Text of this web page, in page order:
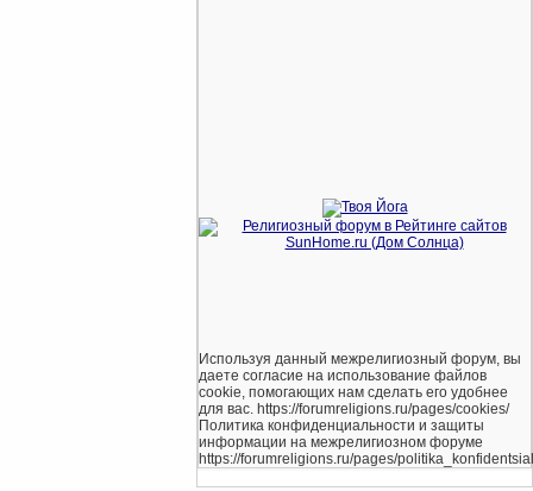
Используя данный межрелигиозный форум, вы
даете согласие на использование файлов
cookie, помогающих нам сделать его удобнее
для вас. https://forumreligions.ru/pages/cookies/
Политика конфиденциальности и защиты
информации на межрелигиозном форуме
https://forumreligions.ru/pages/